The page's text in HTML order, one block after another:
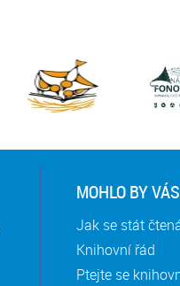
MOHLO BY
Jak se stát
Knihovní řád
Ptejte se